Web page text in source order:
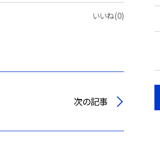
いいね(0)
次の記事